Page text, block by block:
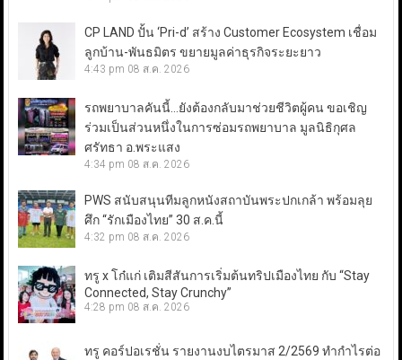
CP LAND ปั้น ‘Pri-d’ สร้าง Customer Ecosystem เชื่อม
ลูกบ้าน-พันธมิตร ขยายมูลค่าธุรกิจระยะยาว
4:43 pm 08 ส.ค. 2026
รถพยาบาลคันนี้…ยังต้องกลับมาช่วยชีวิตผู้คน ขอเชิญ
ร่วมเป็นส่วนหนึ่งในการซ่อมรถพยาบาล มูลนิธิกุศล
ศรัทธา อ.พระแสง
4:34 pm 08 ส.ค. 2026
PWS สนับสนุนทีมลูกหนังสถาบันพระปกเกล้า พร้อมลุย
ศึก “รักเมืองไทย” 30 ส.ค.นี้
4:32 pm 08 ส.ค. 2026
ทรู x โก๋แก่ เติมสีสันการเริ่มต้นทริปเมืองไทย กับ “Stay
Connected, Stay Crunchy”
4:28 pm 08 ส.ค. 2026
ทรู คอร์ปอเรชั่น รายงานงบไตรมาส 2/2569 ทำกำไรต่อ